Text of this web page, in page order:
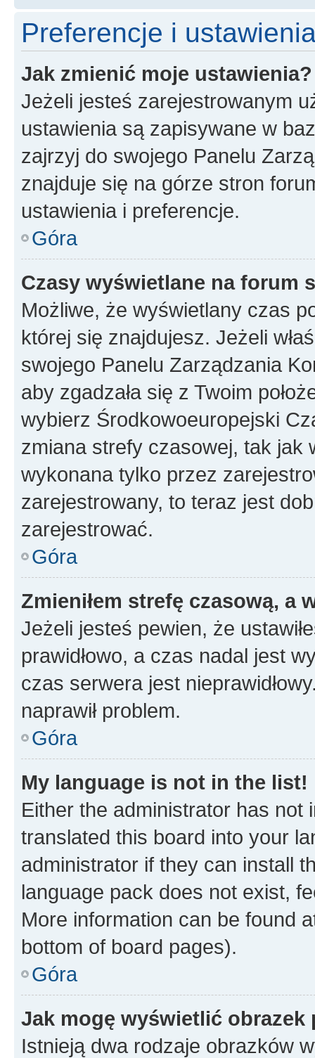
Preferencje i
Jak zmienić moje ustawienia?
Jeżeli jesteś zarejestrowanym
ustawienia są zapisywane w
zajrzyj do swojego Panelu
znajduje się na górze stron
ustawienia i preferencje.
Góra
Czasy wyświetlane na forum
Możliwe, że wyświetlany czas
której się znajdujesz. Jeżeli
swojego Panelu Zarządzania
aby zgadzała się z Twoim
wybierz Środkowoeuropejski
zmiana strefy czasowej, tak jak
wykonana tylko przez
zarejestrowany, to teraz jest
zarejestrować.
Góra
Zmieniłem strefę czasową, a
Jeżeli jesteś pewien, że
prawidłowo, a czas nadal jest
czas serwera jest
naprawił problem.
Góra
My language is not in the list!
Either the administrator has not
translated this board into your
administrator if they can install
language pack does not exist,
More information can be found
bottom of board pages).
Góra
Jak mogę wyświetlić
Istnieją dwa rodzaje obrazków